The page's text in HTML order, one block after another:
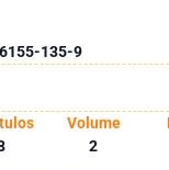
135-9
Volume
2